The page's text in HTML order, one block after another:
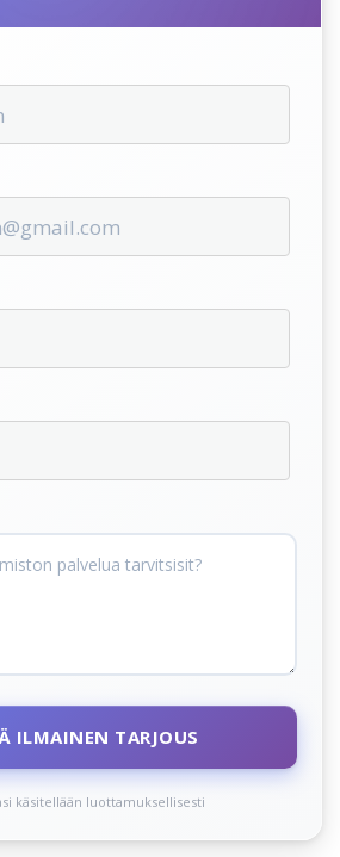
ILMAINEN TARJOUS
käsitellään luottamuksellisesti